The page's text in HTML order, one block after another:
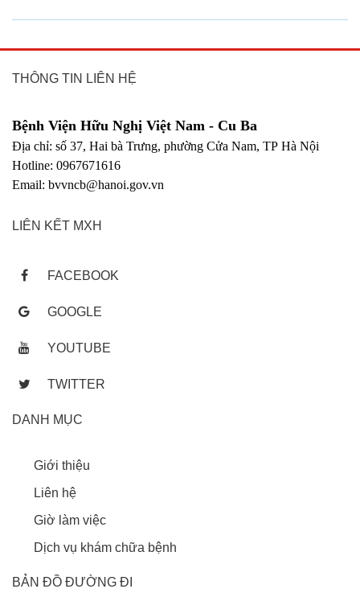
THÔNG TIN LIÊN HỆ
Bệnh Viện Hữu Nghị Việt Nam - Cu Ba
Địa chỉ: số 37, Hai bà Trưng, phường Cửa Nam, TP Hà Nội
Hotline: 0967671616
Email: bvvncb@hanoi.gov.vn
LIÊN KẾT MXH
FACEBOOK
GOOGLE
YOUTUBE
TWITTER
DANH MỤC
Giới thiệu
Liên hệ
Giờ làm việc
Dịch vụ khám chữa bệnh
BẢN ĐỒ ĐƯỜNG ĐI